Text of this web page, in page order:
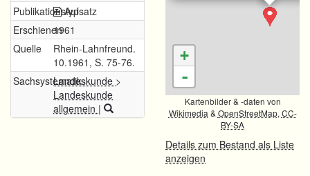
PublikationstypAufsatz
Erschienen1961
Quelle
Rhein-Lahnfreund.
10.1961, S. 75-76.
SachsystematikLandeskunde >
Landeskunde
allgemein |
+
-
Kartenbilder & -daten von
Wikimedia & OpenStreetMap, CC-
BY-SA
Details zum Bestand als Liste
anzeigen